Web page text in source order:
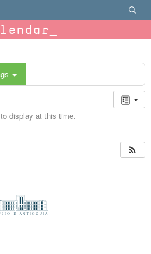
display at this time.